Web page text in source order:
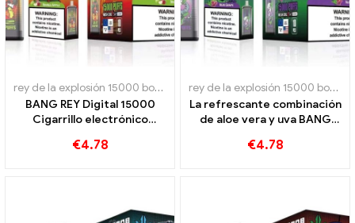
rey de la explosión 15000 bocanadas ,Cigarrillos electrónicos
BANG REY Digital 15000
Cigarrillo electrónico
deliciosa mezcla de
€4.78
rey de la explosión 15000 bocanadas
La refrescante combinación
de aloe vera y uva BANG
Cigarrillo electrónico
€4.78